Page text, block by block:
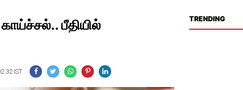
காய்ச்சல்.. பீதியில்
IST
TRENDING